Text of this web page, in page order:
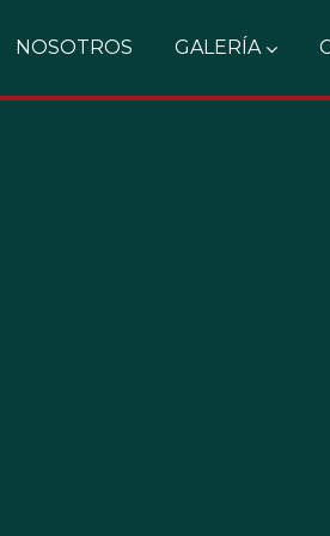
NOSOTROS GALERÍA